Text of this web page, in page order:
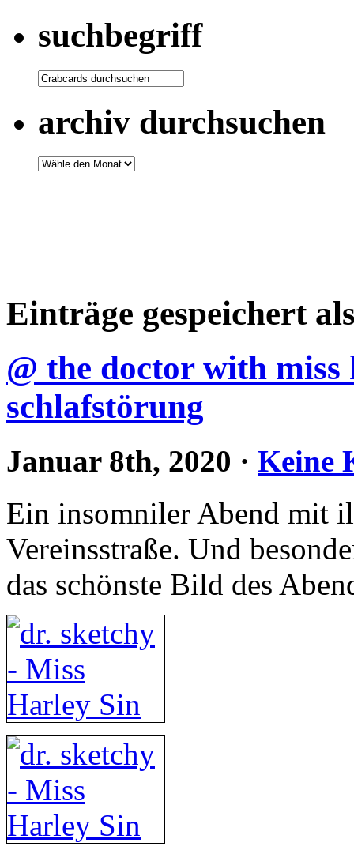
suchbegriff
archiv durchsuchen
Einträge gespeichert
@ the doctor with
schlafstörung
Januar 8th, 2020 · Keine
Ein insomniler Abend mit
Vereinsstraße. Und
das schönste Bild des